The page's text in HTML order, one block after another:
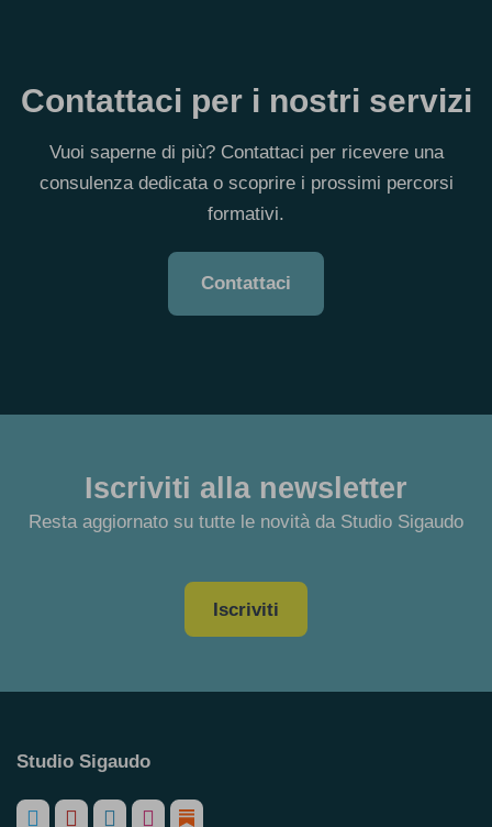
Contattaci per i nostri servizi
Vuoi saperne di più? Contattaci per ricevere una
consulenza dedicata o scoprire i prossimi percorsi
formativi.
Contattaci
Iscriviti alla newsletter
Resta aggiornato su tutte le novità da Studio Sigaudo
Iscriviti
Studio Sigaudo